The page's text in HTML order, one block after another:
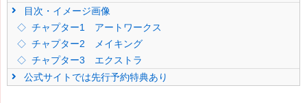
目次・イメージ画像
チャプター1 アートワークス
チャプター2 メイキング
チャプター3 エクストラ
公式サイトでは先行予約特典あり